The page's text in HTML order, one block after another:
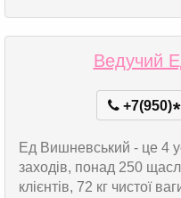
Ведучий
+7(950)*
Ед Вишневський - це 4
заходів, понад 250
клієнтів, 72 кг чистої